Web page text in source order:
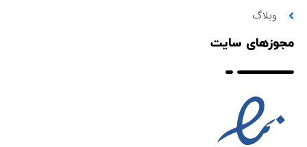
وبلاگ
مجوزهای سایت